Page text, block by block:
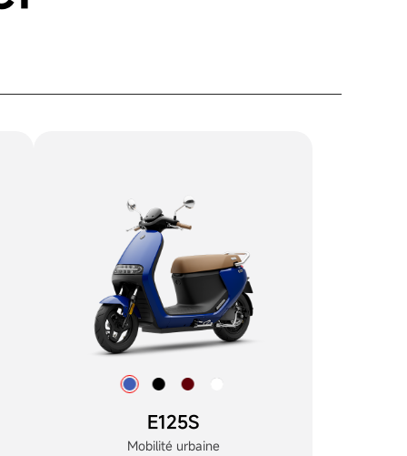
E125S
Mobilité urbaine